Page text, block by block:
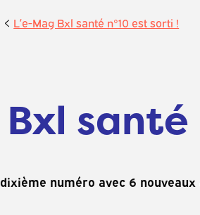
L’e-Mag Bxl santé n°10 est sorti !
Bxl
numéro avec 6